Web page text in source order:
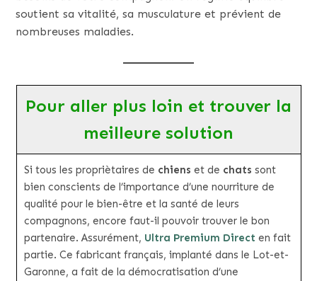
soutient sa vitalité, sa musculature et prévient de
nombreuses maladies.
Pour aller plus loin et trouver la
meilleure solution
Si tous les propriètaires de chiens et de chats sont
bien conscients de l’importance d’une nourriture de
qualité pour le bien-être et la santé de leurs
compagnons, encore faut-il pouvoir trouver le bon
partenaire. Assurément, Ultra Premium Direct en fait
partie. Ce fabricant français, implanté dans le Lot-et-
Garonne, a fait de la démocratisation d’une